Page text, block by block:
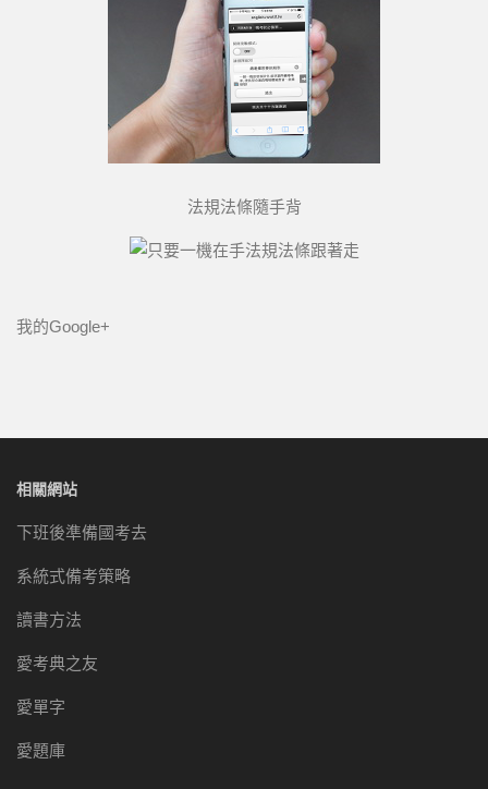
法規法條隨手背
我的Google+
相關網站
下班後準備國考去
系統式備考策略
讀書方法
愛考典之友
愛單字
愛題庫